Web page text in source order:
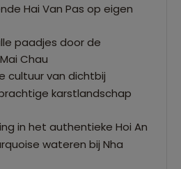
Hai Van Pas op eigen
paadjes door de
Chau
cultuur van dichtbij
karstlandschap
in het authentieke Hoi An
wateren bij Nha